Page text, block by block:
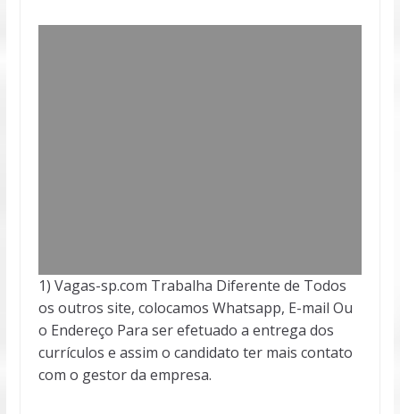
1) Vagas-sp.com Trabalha Diferente de Todos
os outros site, colocamos Whatsapp, E-mail Ou
o Endereço Para ser efetuado a entrega dos
currículos e assim o candidato ter mais contato
com o gestor da empresa.